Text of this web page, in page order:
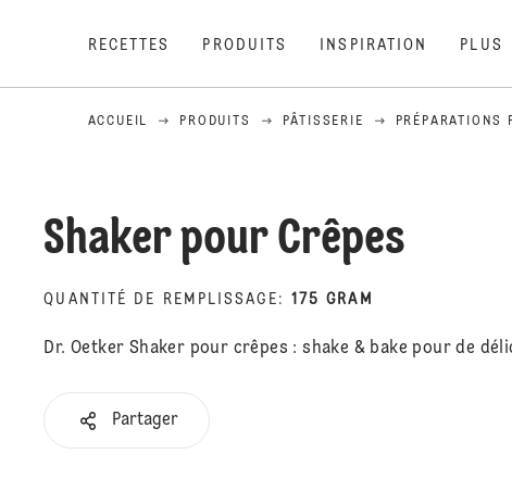
RECETTES PRODUITS INSPIRATION PLUS
ACCUEIL PRODUITS PÂTISSERIE PRÉPARATIONS
Shaker pour Crêpes
QUANTITÉ DE REMPLISSAGE : 175 GRAM
Dr. Oetker Shaker pour crêpes : shake & bake pour de
Partager